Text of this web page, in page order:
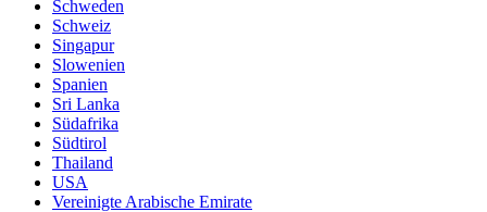
Schweden
Schweiz
Singapur
Slowenien
Spanien
Sri Lanka
Südafrika
Südtirol
Thailand
USA
Vereinigte Arabische Emirate